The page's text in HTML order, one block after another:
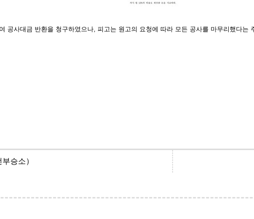
공사대금 반환을 청구하였으나, 피고는 원고의 요청에 따라 모든 공사를 마무리했다는
승소）